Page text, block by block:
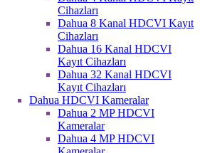
Cihazları
Dahua 8 Kanal HDCVI Kayıt
Cihazları
Dahua 16 Kanal HDCVI
Kayıt Cihazları
Dahua 32 Kanal HDCVI
Kayıt Cihazları
Dahua HDCVI Kameralar
Dahua 2 MP HDCVI
Kameralar
Dahua 4 MP HDCVI